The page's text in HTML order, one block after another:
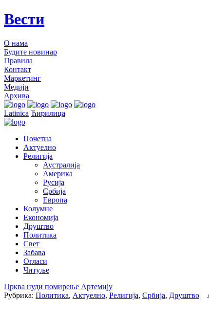
Вести
О нама
Будите новинар
Правила
Контакт
Маркетинг
Медији
Архива
Latinica Ћирилица
Почетна
Актуелно
Религија
Аустралија
Америка
Русија
Србија
Европа
Колумне
Економија
Друштво
Политика
Свет
Забава
Огласи
Читуље
Црква нуди помирење Артемију
Рубрика: Политика, Актуелно, Религија, Србија, Друштво